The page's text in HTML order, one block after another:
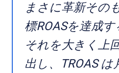
まさに革新その
標ROASを達成す
それを大きく上
出し、TROAS は